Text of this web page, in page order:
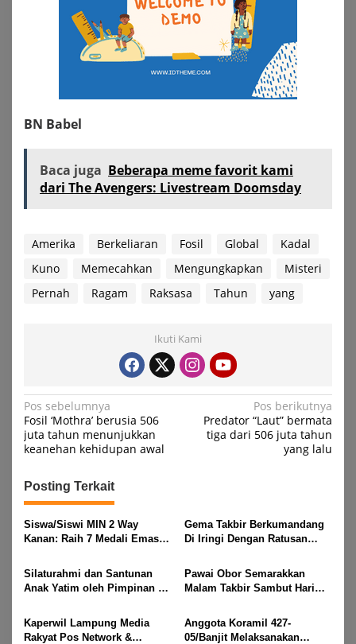
BN Babel
Baca juga Beberapa meme favorit kami
dari The Avengers: Livestream Doomsday
Amerika Berkeliaran Fosil Global
Kadal
Kuno
Memecahkan Mengungkapkan
Misteri
Pernah
Ragam Raksasa Tahun yang
Ikuti Kami
Navigasi
pos
Pos sebelumnya
Fosil ‘Mothra’ berusia 506
juta tahun menunjukkan
keanehan kehidupan awal
Pos berikutnya
Predator “Laut” bermata
tiga dari 506 juta tahun
yang lalu
Posting Terkait
Siswa/Siswi MIN 2 Way
Kanan: Raih 7 Medali Emas
Gubernur Lampung Cup 2
Taekwondo Championship
2026
Gema Takbir Berkumandang
Di Iringi Dengan Ratusan
Rayakan Kemenangan Idul
Fitri 1447 H
Silaturahmi dan Santunan
Anak Yatim oleh Pimpinan PT
Idul Fitri di Way Kanan
Pawai Obor Semarakkan
Malam Takbir Sambut Hari
M, Di Kampung Simpang
Asam, Kecamatan Banjit
Kaperwil Lampung Media
Rakyat Pos Network &
Anggota Koramil 427-
05/Banjit Melaksanakan